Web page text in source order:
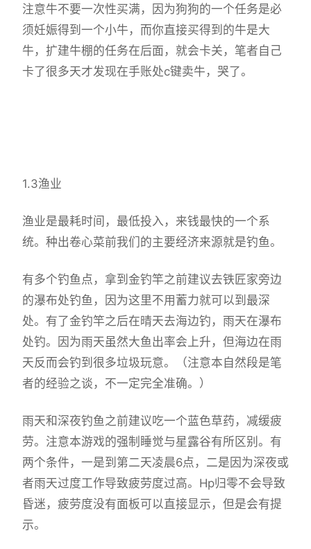
注意牛不要一次性买满，因为狗狗的一个任务是必
须妊娠得到一个小牛，而你直接买得到的牛是大
牛，扩建牛棚的任务在后面，就会卡关，笔者自己
卡了很多天才发现在手账处c键卖牛，哭了。
1.3渔业
渔业是最耗时间，最低投入，来钱最快的一个系
统。种出卷心菜前我们的主要经济来源就是钓鱼。
有多个钓鱼点，拿到金钓竿之前建议去铁匠家旁边
的瀑布处钓鱼，因为这里不用蓄力就可以到最深
处。有了金钓竿之后在晴天去海边钓，雨天在瀑布
处钓。因为雨天虽然大鱼出率会上升，但海边在雨
天反而会钓到很多垃圾玩意。（注意本自然段是笔
者的经验之谈，不一定完全准确。）
雨天和深夜钓鱼之前建议吃一个蓝色草药，减缓疲
劳。注意本游戏的强制睡觉与星露谷有所区别。有
两个条件，一是到第二天凌晨6点，二是因为深夜或
者雨天过度工作导致疲劳度过高。Hp归零不会导致
昏迷，疲劳度没有面板可以直接显示，但是会有提
示。